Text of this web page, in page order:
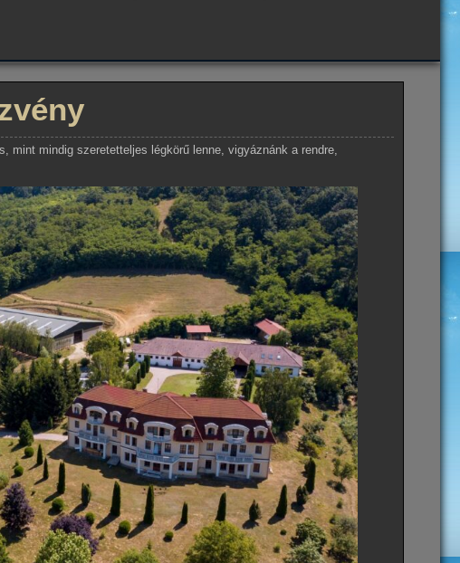
mindig szeretetteljes légkörű lenne, vigyáznánk a rendre,